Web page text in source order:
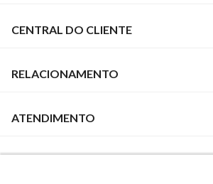
CENTRAL DO CLIENTE
RELACIONAMENTO
ATENDIMENTO